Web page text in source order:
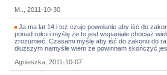
M.., 2011-10-30
Ja ma lat 14 i też czuje powołanie aby iść do
ponad roku i myślę że to jest wspaniałe chociaż
zrozumieć. Czasami myślę aby iść do zakonu do
dłuższym namyśle wiem że powinnam skończyć
Agnieszka, 2011-10-07